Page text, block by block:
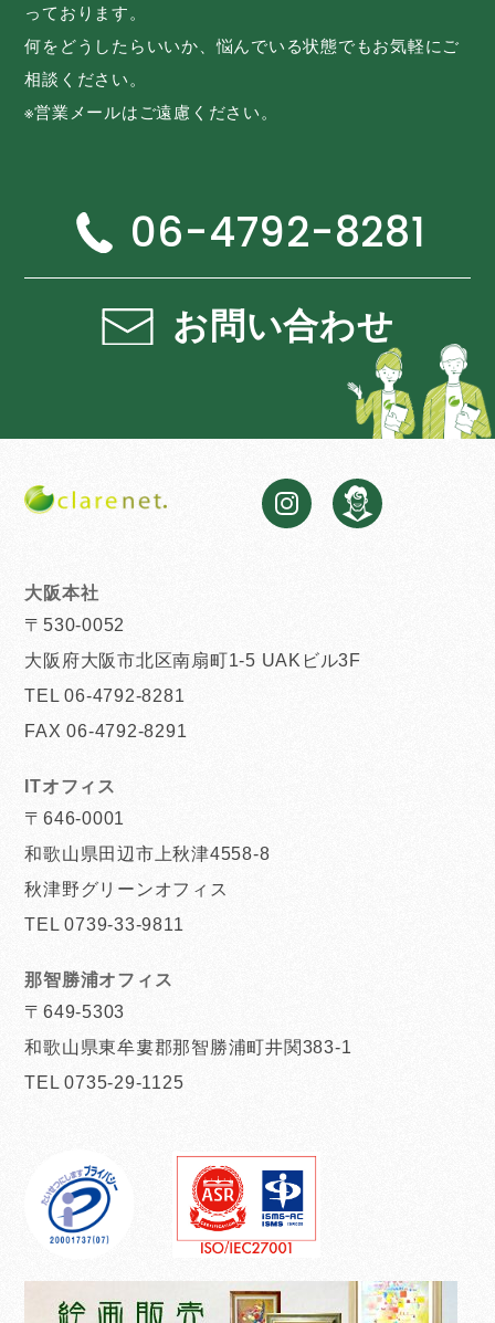
っております。
何をどうしたらいいか、悩んでいる状態でもお気軽にご
相談ください。
※営業メールはご遠慮ください。
06-4792-8281
お問い合わせ
大阪本社
〒530-0052
大阪府大阪市北区南扇町1-5 UAKビル3F
TEL 06-4792-8281
FAX 06-4792-8291
ITオフィス
〒646-0001
和歌山県田辺市上秋津4558-8
秋津野グリーンオフィス
TEL 0739-33-9811
那智勝浦オフィス
〒649-5303
和歌山県東牟婁郡那智勝浦町井関383-1
TEL 0735-29-1125